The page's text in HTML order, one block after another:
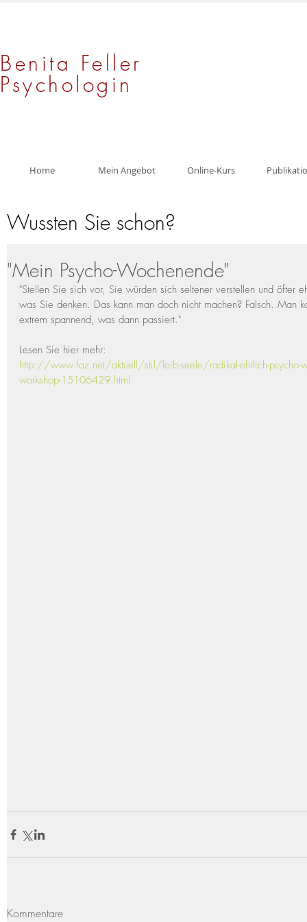
Benita Feller
Psychologin
Home Mein Angebot Online-Kurs
Wussten Sie schon?
"Mein Psycho-Wochenende"
"Stellen Sie sich vor, Sie würden sich seltener verstellen und öfter
was Sie denken. Das kann man doch nicht machen? Falsch. Man
extrem spannend, was dann passiert."
Lesen Sie hier mehr:
http://www.faz.net/aktuell/stil/leib-seele/radikal-ehrlich-psycho-
workshop-15106429.html
Kommentare